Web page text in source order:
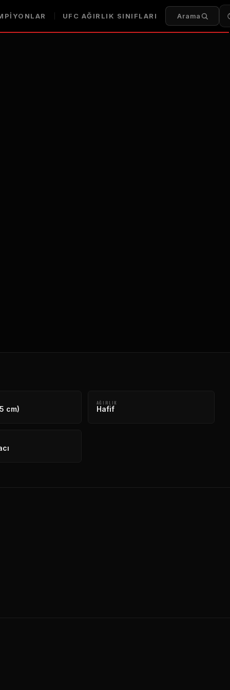
UFC AĞIRLIK SINIFLARI Arama
cm)
AĞIRLIK
Hafif